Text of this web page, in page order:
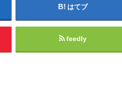
はてブ
feedly